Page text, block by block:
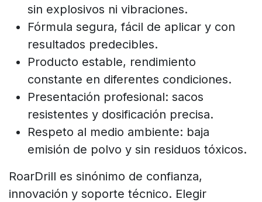
sin explosivos ni vibraciones.
Fórmula segura, fácil de aplicar y con
resultados predecibles.
Producto estable, rendimiento
constante en diferentes condiciones.
Presentación profesional: sacos
resistentes y dosificación precisa.
Respeto al medio ambiente: baja
emisión de polvo y sin residuos tóxicos.
RoarDrill es sinónimo de confianza,
innovación y soporte técnico. Elegir